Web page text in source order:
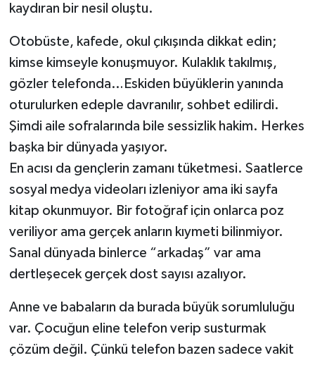
kaydıran bir nesil oluştu.
Otobüste, kafede, okul çıkışında dikkat edin;
kimse kimseyle konuşmuyor. Kulaklık takılmış,
gözler telefonda…Eskiden büyüklerin yanında
oturulurken edeple davranılır, sohbet edilirdi.
Şimdi aile sofralarında bile sessizlik hakim. Herkes
başka bir dünyada yaşıyor.
En acısı da gençlerin zamanı tüketmesi. Saatlerce
sosyal medya videoları izleniyor ama iki sayfa
kitap okunmuyor. Bir fotoğraf için onlarca poz
veriliyor ama gerçek anların kıymeti bilinmiyor.
Sanal dünyada binlerce “arkadaş” var ama
dertleşecek gerçek dost sayısı azalıyor.
Anne ve babaların da burada büyük sorumluluğu
var. Çocuğun eline telefon verip susturmak
çözüm değil. Çünkü telefon bazen sadece vakit